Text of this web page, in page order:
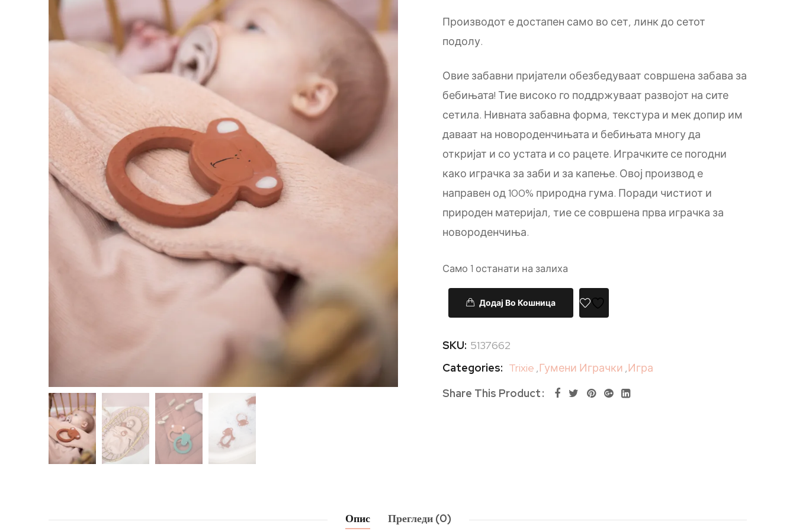
Производот е достапен само во сет, линк до сетот
подолу.
Овие забавни пријатели обезбедуваат совршена забава за
бебињата! Тие високо го поддржуваат развојот на сите
сетила. Нивната забавна форма, текстура и мек допир им
даваат на новороденчињата и бебињата многу да
откријат и со устата и со рацете. Играчките се погодни
како играчка за заби и за капење. Овој производ е
направен од 100% природна гума. Поради чистиот и
природен материјал, тие се совршена прва играчка за
новороденчиња.
Само 1 останати на залиха
Додај Во Кошница
SKU: 5137662
Categories: Trixie ,Гумени Играчки ,Игра
Share This Product
Опис Прегледи (0)